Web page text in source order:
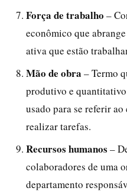
Força de trabalho –
econômico que
ativa que estão
Mão de obra – Termo
produtivo e
usado para se referir
realizar tarefas.
Recursos humanos –
colaboradores de uma
departamento